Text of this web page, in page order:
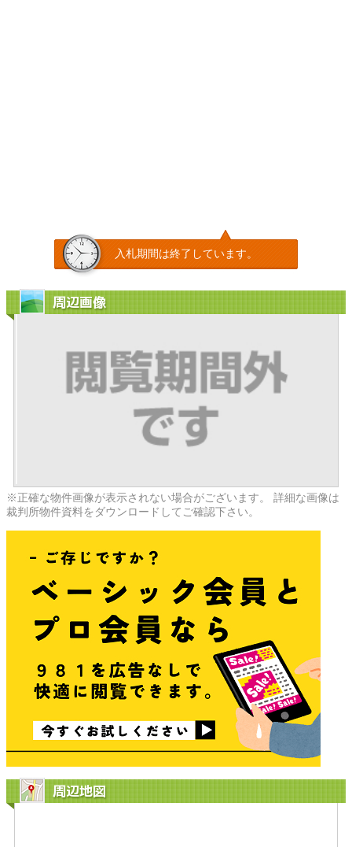
入札期間は終了しています。
周辺画像
※正確な物件画像が表示されない場合がございます。 詳細な画像は
裁判所物件資料をダウンロードしてご確認下さい。
周辺地図